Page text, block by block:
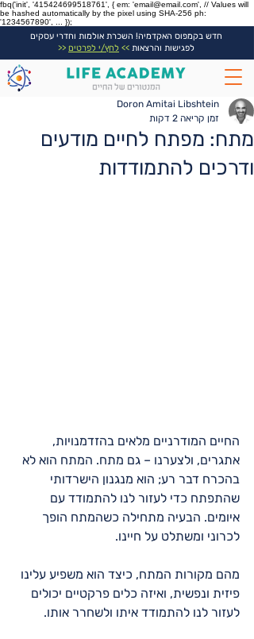
fbq('init', '415424699518761', { em: 'email@email.com', // Values will
be hashed automatically by the pixel using SHA-256 ph:
'1234567890', ... });
חדש בקמפוס האקדמיה! השכרת אולמות וחדרי עסקים
לפגישות והרצאות >> לחץ/י לפרטים <<
מתח: מפתח לחיים מודעים
ודרכים להתמודדות
Doron Amitai Libshtein
זמן קריאה 2 דקות
החיים המודרניים מלאים בהזדמנויות,
אתגרים, ולצערנו – גם מתח. המתח הוא לא
בהכרח דבר רע; הוא מנגנון הישרדותי
שהתפתח כדי לעזור לנו להתמודד עם
איומים. הבעיה מתחילה כשהמתח הופך
לכרוני ומשתלט על חיינו.
מהם מקורות המתח, כיצד הוא משפיע עלינו
פיזית ונפשית, ואיזה כלים פרקטיים יכולים
לעזור לנו להתמודד איתו ולשחרר אותו.